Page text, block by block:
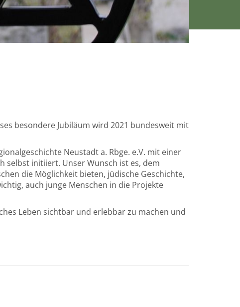
besondere Jubiläum wird 2021 bundesweit mit
Neustadt a. Rbge. e.V. mit einer
selbst initiiert. Unser Wunsch ist es, dem
die Möglichkeit bieten, jüdische Geschichte,
auch junge Menschen in die Projekte
Leben sichtbar und erleb­bar zu machen und